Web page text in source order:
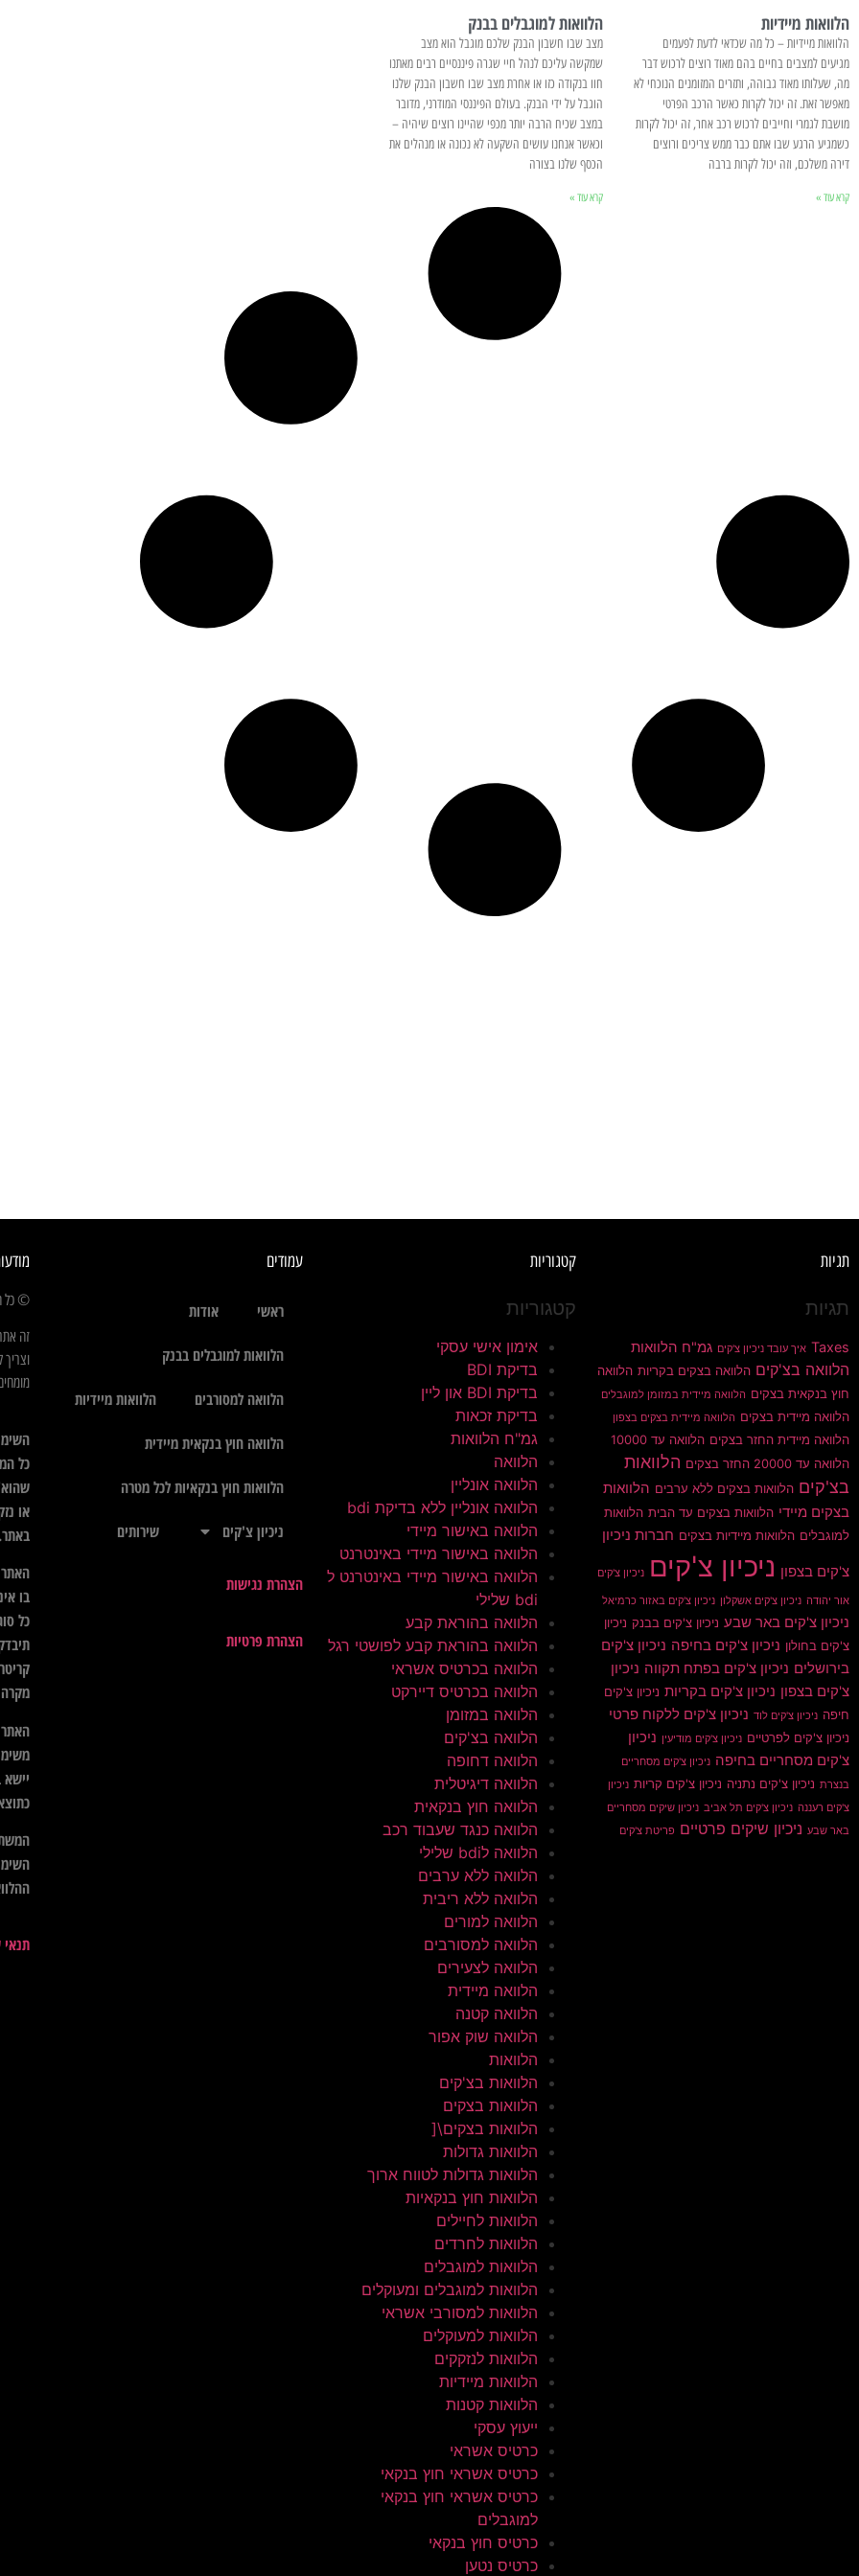
הלוואות מיידיות
הלוואות מיידיות – כל מה שכדאי לדעת לפעמים
מגיעים למצבים בחיים בהם מאוד רוצים לרכוש דבר
מה, שעלותו מאוד גבוהה, ותזרים המזומנים הנוכחי לא
מאפשר זאת. זה יכול לקרות כאשר הרכב הפרטי
מושבת לגמרי וחייבים לרכוש רכב אחר, זה יכול לקרות
כשמגיע הרגע שבו אתם כבר ממש צריכים ורוצים
דירה משלכם, וזה יכול לקרות ברבה
קרא עוד »
הלוואות למוגבלים בבנק
מצב שבו חשבון הבנק שלכם מוגבל הוא מצב
שמקשה עליכם לנהל חיי שגרה פיננסיים רבים מאתנו
חוו בנקודה כזו או אחרת מצב שבו חשבון הבנק שלנו
הוגבל על ידי הבנק. בעולם הפיננסי המודרני, מדובר
במצב שכיח הרבה יותר מכפי שהיינו רוצים שיהיה –
וכאשר אנחנו עושים השקעה לא נכונה או מנהלים את
הכסף שלנו בצורה
קרא עוד »
תגיות
תגיות
Taxes איך עובד ניכיון צ'קים גמ"ח הלוואות
הלוואה בצ'קים הלוואה בצקים בקריות הלוואה
חוץ בנקאית בצקים הלוואה מיידית במזומן למוגבלים
הלוואה מיידית בצקים הלוואה מיידית בצקים בצפון
הלוואה מיידית החזר בצקים הלוואה עד 10000
הלוואה עד 20000 החזר בצקים
הלוואות
בצ'קים הלוואות בצקים ללא ערבים הלוואות
בצקים מיידי הלוואות בצקים עד הבית הלוואות
למוגבלים הלוואות מיידיות בצקים חברות ניכיון
צ'קים בצפון ניכיון צ'קים ניכיון צ'קים
אור יהודה ניכיון צ'קים אשקלון ניכיון צ'קים באזור כרמיאל
ניכיון צ'קים באר שבע ניכיון צ'קים בבנק ניכיון
צ'קים בחולון ניכיון צ'קים בחיפה ניכיון צ'קים
בירושלים ניכיון צ'קים בפתח תקווה ניכיון
צ'קים בצפון ניכיון צ'קים בקריות ניכיון צ'קים
חיפה ניכיון צ'קים לוד ניכיון צ'קים ללקוח פרטי
ניכיון צ'קים לפרטיים ניכיון צ'קים מודיעין ניכיון
צ'קים מסחריים בחיפה ניכיון צ'קים מסחריים
בנצרת ניכיון צ'קים נתניה ניכיון צ'קים קריות ניכיון
צ'קים רעננה ניכיון צ'קים תל אביב ניכיון שיקים מסחריים
באר שבע ניכיון שיקים פרטיים פריטת צ'קים
קטגוריות
קטגוריות
אימון אישי עסקי
בדיקת BDI
בדיקת BDI און ליין
בדיקת זכאות
גמ"ח הלוואות
הלוואה
הלוואה אונליין
הלוואה אונליין ללא בדיקת bdi
הלוואה באישור מיידי
הלוואה באישור מיידי באינטרנט
הלוואה באישור מיידי באינטרנט ל
bdi שלילי
הלוואה בהוראת קבע
הלוואה בהוראת קבע לפושטי רגל
הלוואה בכרטיס אשראי
הלוואה בכרטיס דיירקט
הלוואה במזומן
הלוואה בצ'קים
הלוואה דחופה
הלוואה דיגיטלית
הלוואה חוץ בנקאית
הלוואה כנגד שעבוד רכב
הלוואה לbdi שלילי
הלוואה ללא ערבים
הלוואה ללא ריבית
הלוואה למורים
הלוואה למסורבים
הלוואה לצעירים
הלוואה מיידית
הלוואה קטנה
הלוואה שוק אפור
הלוואות
הלוואות בצ'קים
הלוואות בצקים
הלוואות בצקים\[
הלוואות גדולות
הלוואות גדולות לטווח ארוך
הלוואות חוץ בנקאיות
הלוואות לחיילים
הלוואות לחרדים
הלוואות למוגבלים
הלוואות למוגבלים ומעוקלים
הלוואות למסורבי אשראי
הלוואות למעוקלים
הלוואות לנזקקים
הלוואות מיידיות
הלוואות קטנות
ייעוץ עסקי
כרטיס אשראי
כרטיס אשראי חוץ בנקאי
כרטיס אשראי חוץ בנקאי
למוגבלים
כרטיס חוץ בנקאי
כרטיס נטען
עמודים
ראשי אודות
הלוואות למוגבלים בבנק
הלוואה למסורבים הלוואות מיידיות
הלוואה חוץ בנקאית מיידית
הלוואות חוץ בנקאיות לכל מטרה
ניכיון צ'קים שירותים
הצהרת נגישות
הצהרת פרטיות
© כל
זה
כל
או
האתר
בו
כל
מקרה
האתר